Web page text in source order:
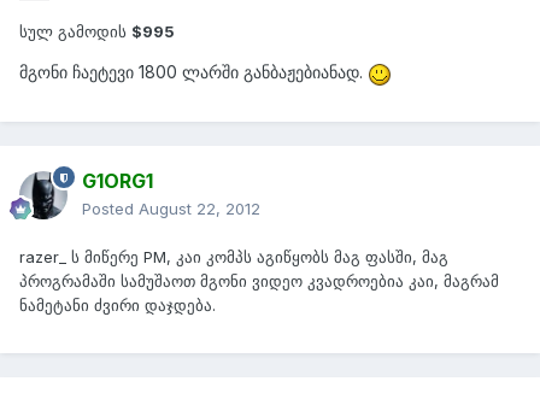
სულ გამოდის $995
მგონი ჩაეტევი 1800 ლარში განბაჟებიანად.
G1ORG1
Posted August 22, 2012
razer_ ს მიწერე PM, კაი კომპს აგიწყობს მაგ ფასში, მაგ
პროგრამაში სამუშაოთ მგონი ვიდეო კვადროებია კაი, მაგრამ
ნამეტანი ძვირი დაჯდება.